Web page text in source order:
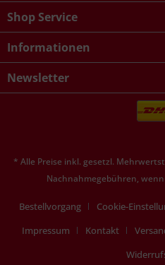
Shop Service
Informationen
Newsletter
* Alle Preise inkl. gesetzl.
Nachnahmegebühren,
Bestellvorgang Cookie-
Impressum
Kontakt